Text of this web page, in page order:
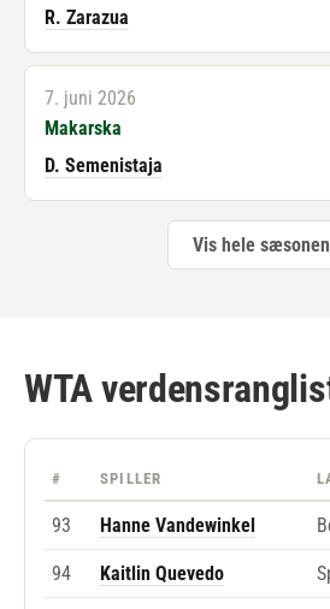
R. Zarazua
7. juni 2026
Makarska
D. Semenistaja
Vis hele sæsonen
WTA
# SPILLER
93 Hanne Vandewinkel
94 Kaitlin Quevedo